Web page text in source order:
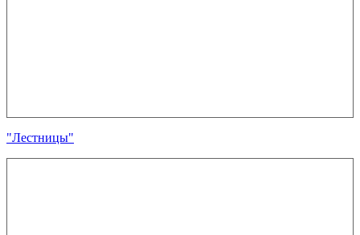
"Лестницы"